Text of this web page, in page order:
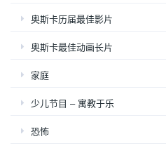
奥斯卡历届最佳影片
奥斯卡最佳动画长片
家庭
少儿节目 – 寓教于乐
恐怖